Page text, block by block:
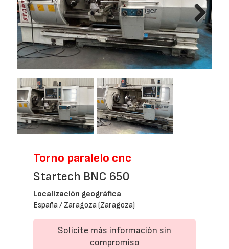
Next
Torno paralelo cnc
Startech BNC 650
Localización geográfica
España / Zaragoza (Zaragoza)
Solicite más información sin
compromiso